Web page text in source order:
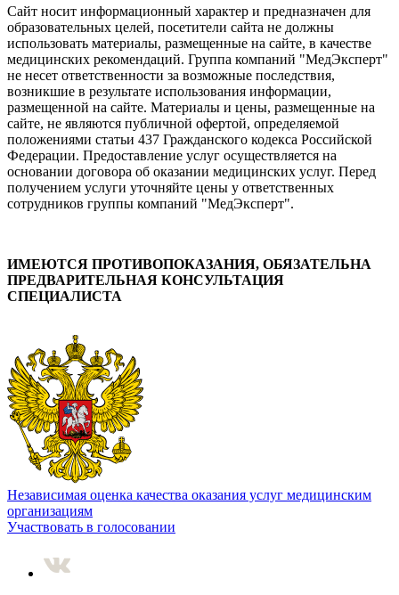
Сайт носит информационный характер и предназначен для
образовательных целей, посетители сайта не должны
использовать материалы, размещенные на сайте, в качестве
медицинских рекомендаций. Группа компаний "МедЭксперт"
не несет ответственности за возможные последствия,
возникшие в результате использования информации,
размещенной на сайте. Материалы и цены, размещенные на
сайте, не являются публичной офертой, определяемой
положениями статьи 437 Гражданского кодекса Российской
Федерации. Предоставление услуг осуществляется на
основании договора об оказании медицинских услуг. Перед
получением услуги уточняйте цены у ответственных
сотрудников группы компаний "МедЭксперт".
ИМЕЮТСЯ ПРОТИВОПОКАЗАНИЯ, ОБЯЗАТЕЛЬНА
ПРЕДВАРИТЕЛЬНАЯ КОНСУЛЬТАЦИЯ
СПЕЦИАЛИСТА
Независимая оценка качества оказания услуг медицинским
организациям
Участвовать в голосовании